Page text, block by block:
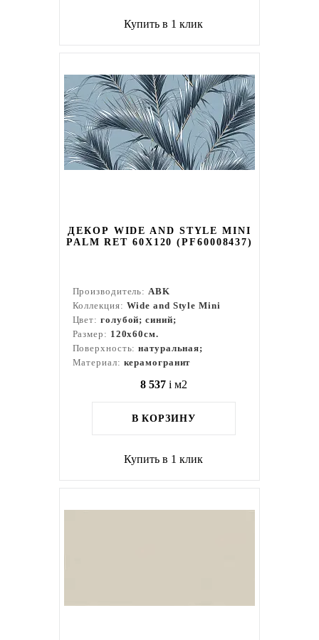
Купить в 1 клик
ДЕКОР WIDE AND STYLE MINI
PALM RET 60X120 (PF60008437)
Производитель:ABK
Коллекция: Wide and Style Mini
Цвет: голубой; синий;
Размер: 120x60см.
Поверхность:натуральная;
Материал: керамогранит
8 537 i м2
В КОРЗИНУ
Купить в 1 клик